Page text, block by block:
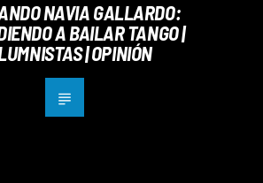
NAVIA GALLARDO:
A BAILAR TANGO |
| OPINIÓN